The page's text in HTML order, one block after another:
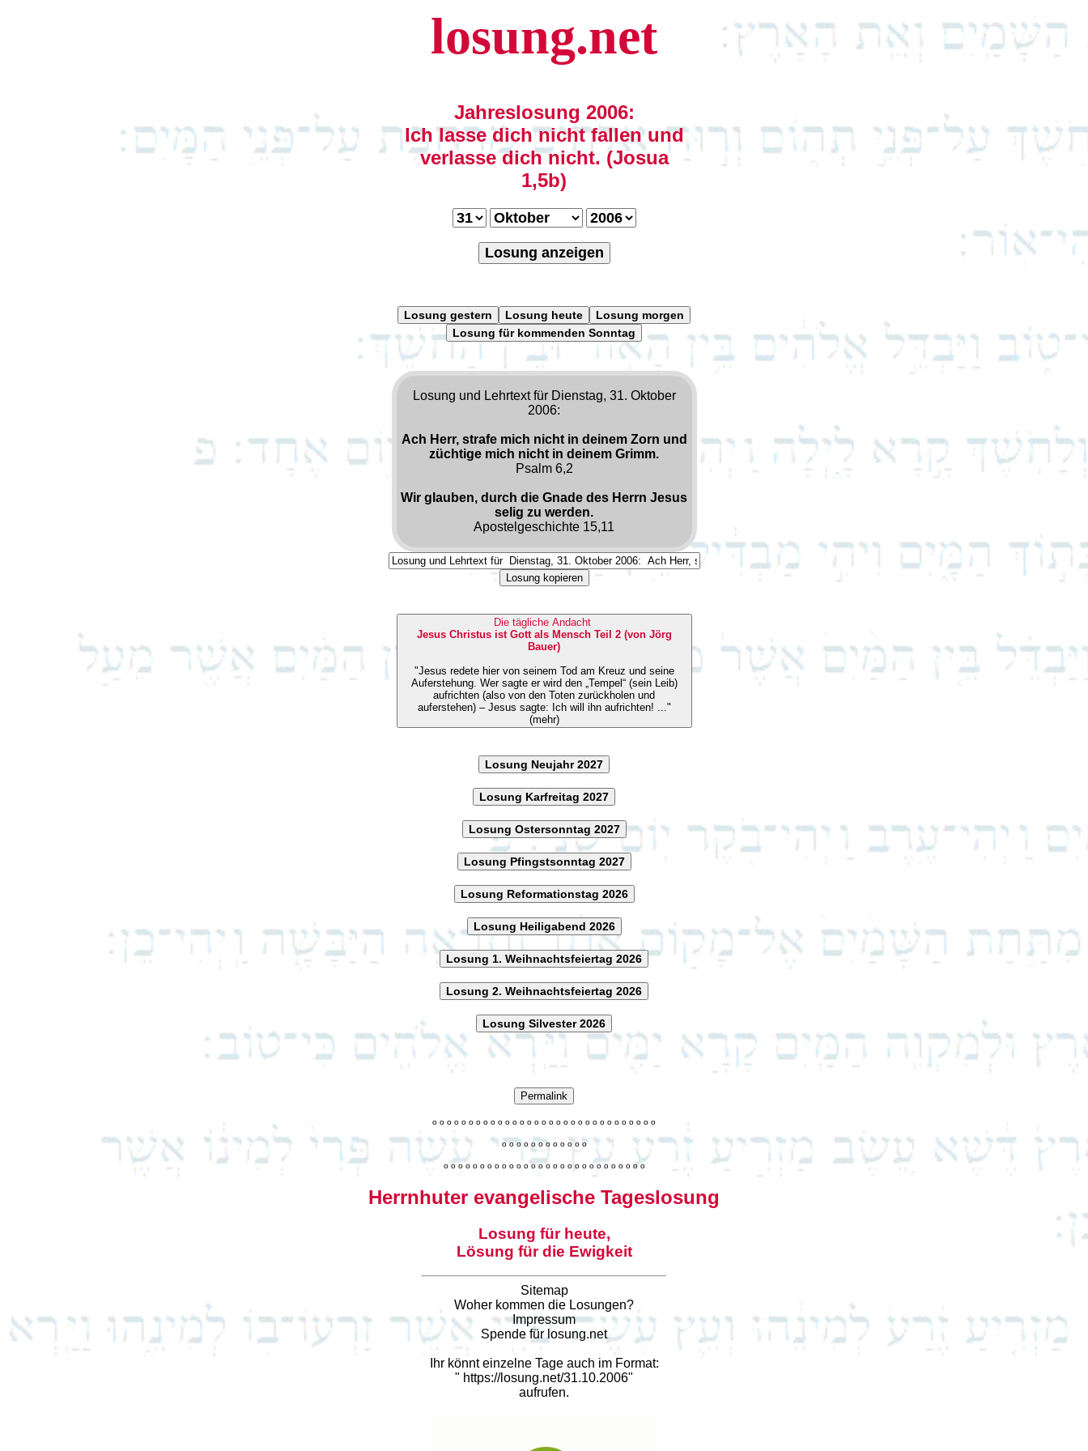
losung.net
Jahreslosung 2006:
Ich lasse dich nicht fallen und
verlasse dich nicht. (Josua
1,5b)
Losung anzeigen
Losung gestern Losung heute
Losung morgen
Losung für kommenden Sonntag
Losung und Lehrtext für Dienstag, 31. Oktober
2006:
Ach Herr, strafe mich nicht in deinem Zorn und
züchtige mich nicht in deinem Grimm.
Psalm 6,2
Wir glauben, durch die Gnade des Herrn Jesus
selig zu werden.
Apostelgeschichte 15,11
Losung kopieren
Die tägliche Andacht
Jesus Christus ist Gott als Mensch Teil 2 (von Jörg
Bauer)
"Jesus redete hier von seinem Tod am Kreuz und seine
Auferstehung. Wer sagte er wird den „Tempel“ (sein Leib)
aufrichten (also von den Toten zurückholen und
auferstehen) – Jesus sagte: Ich will ihn aufrichten! ..."
(mehr)
Losung Neujahr 2027
Losung Karfreitag 2027
Losung Ostersonntag 2027
Losung Pfingstsonntag 2027
Losung Reformationstag 2026
Losung Heiligabend 2026
Losung 1. Weihnachtsfeiertag 2026
Losung 2. Weihnachtsfeiertag 2026
Losung Silvester 2026
Permalink
o o o o o o o o o o o o o o o o o o o o o o o o o o o o o o o
o o o o o o o o o o o o
o o o o o o o o o o o o o o o o o o o o o o o o o o o o
Herrnhuter evangelische Tageslosung
Losung für heute,
Lösung für die Ewigkeit
Sitemap
Woher kommen die Losungen?
Impressum
Spende für losung.net
Ihr könnt einzelne Tage auch im Format:
" https://losung.net/31.10.2006"
aufrufen.